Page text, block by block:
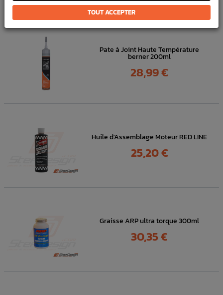
CATÉGORIE
Pate à Joint Haute Température
berner 200ml
Prix
28,99 €
Huile d'Assemblage Moteur RED LINE
Prix
25,20 €
Graisse ARP ultra torque 300ml
Prix
30,35 €
TOUT ACCEPTER